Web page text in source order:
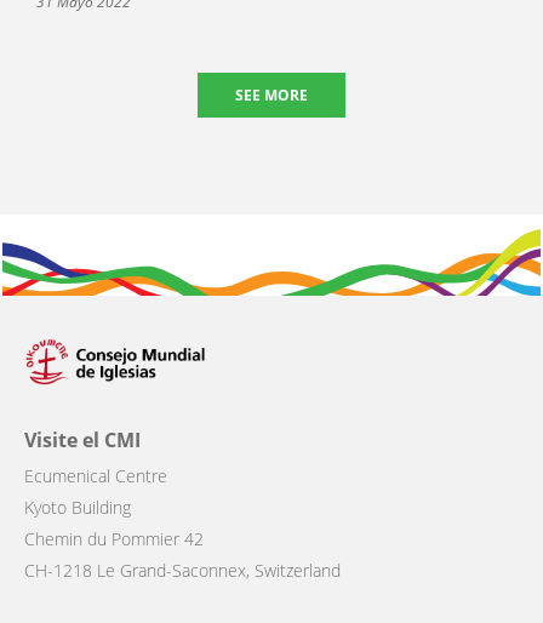
SEE MORE
Visite el CMI
Ecumenical Centre
Kyoto Building
Chemin du Pommier 42
CH-1218 Le Grand-Saconnex, Switzerland